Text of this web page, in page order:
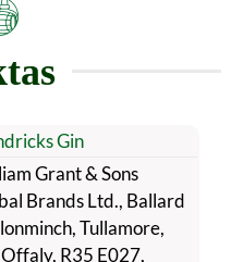
Gin
Grant & Sons
Brands Ltd., Ballard
Tullamore,
R35 E027,